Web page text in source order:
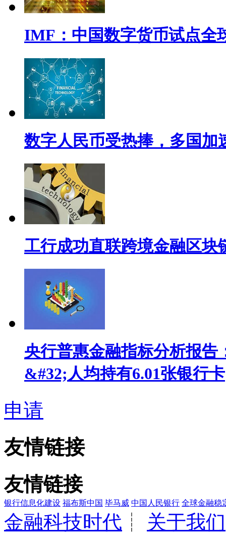
IMF：中国数字货币试点全
数字人民币受热捧，多国加
工行成功直联跨境金融区块
央行普惠金融指标分析报告
&#32;人均持有6.01张银行卡
申请
友情链接
友情链接
银行信息化建设 福布斯中国 毕马威 中国人民银行 全球金融稳
金融科技时代 ┊ 关于我们